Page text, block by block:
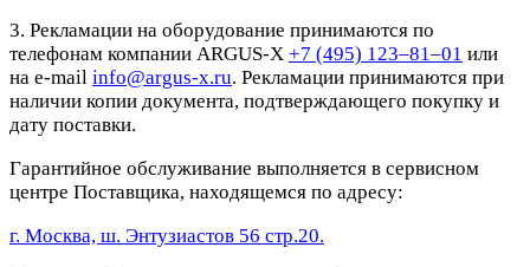
3. Рекламации на оборудование принимаются по
телефонам компании ARGUS-X +7 (495) 123–81–01 или
на e-mail info@argus-x.ru. Рекламации принимаются при
наличии копии документа, подтверждающего покупку и
дату поставки.
Гарантийное обслуживание выполняется в сервисном
центре Поставщика, находящемся по адресу:
г. Москва, ш. Энтузиастов 56 стр.20.